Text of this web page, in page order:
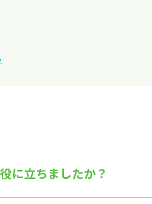
に立ちましたか？